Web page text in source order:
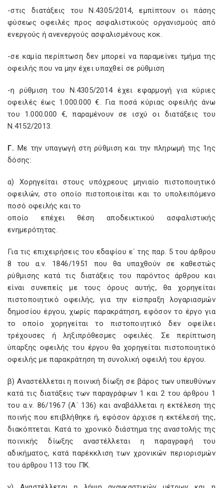
-στις διατάξεις του Ν.4305/2014, εμπίπτουν οι πάσης
φύσεως οφειλές προς ασφαλιστικούς οργανισμούς από
ενεργούς ή ανενεργούς ασφαλισμένους κοκ.
-σε καμία περίπτωση δεν μπορεί να παραμείνει τμήμα της
οφειλής που να μην έχει υπαχθεί σε ρύθμιση
-η ρύθμιση του Ν.4305/2014 έχει εφαρμογή για κύριες
οφειλές έως 1.000.000 €. Για ποσά κύριας οφειλής άνω
του 1.000.000 €, παραμένουν σε ισχύ οι διατάξεις του
Ν.4152/2013.
Γ. Με την υπαγωγή στη ρύθμιση και την πληρωμή της 1ης
δόσης:
α) Χορηγείται στους υπόχρεους μηνιαίο πιστοποιητικό
οφειλών, στο οποίο πιστοποιείται και το υπολειπόμενο
ποσό οφειλής και το
οποίο επέχει θέση αποδεικτικού ασφαλιστικής
ενημερότητας.
Για τις επιχειρήσεις του εδαφίου ε΄ της παρ. 5 του άρθρου
8 του α.ν. 1846/1951 που θα υπαχθούν σε καθεστώς
ρύθμισης κατά τις διατάξεις του παρόντος άρθρου και
είναι συνεπείς με τους όρους αυτής, θα χορηγείται
πιστοποιητικό οφειλής, για την είσπραξη λογαριασμών
δημοσίου έργου, χωρίς παρακράτηση, εφόσον το έργο για
το οποίο χορηγείται το πιστοποιητικό δεν οφείλει
τρέχουσες ή ληξιπρόθεσμες οφειλές. Σε περίπτωση
ύπαρξης οφειλής του έργου θα χορηγείται πιστοποιητικό
οφειλής με παρακράτηση τη συνολική οφειλή του έργου.
β) Αναστέλλεται η ποινική δίωξη σε βάρος των υπευθύνων
κατά τις διατάξεις των παραγράφων 1 και 2 του άρθρου 1
του α.ν. 86/1967 (Α΄ 136) και αναβάλλεται η εκτέλεση της
ποινής που επιβλήθηκε ή, εφόσον άρχισε η εκτέλεσή της,
διακόπτεται. Κατά το χρονικό διάστημα της αναστολής της
ποινικής δίωξης αναστέλλεται η παραγραφή του
αδικήματος, κατά παρέκκλιση των χρονικών περιορισμών
του άρθρου 113 του ΠΚ.